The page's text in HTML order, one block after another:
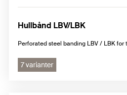
Hullbånd LBV/LBK
Perforated steel banding LBV / LBK
7 varianter